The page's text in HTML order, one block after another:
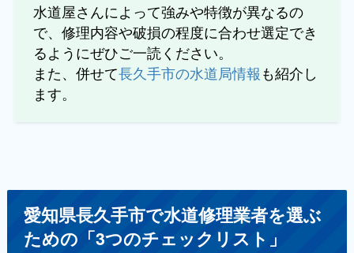
水道屋さんによって強みや特徴が異なるの
で、修理内容や破損の程度に合わせ選定でき
るようにぜひご一読ください。
また、併せて長久手市の水道局情報も紹介し
ます。
愛知県長久手市で水道修理業者を選ぶ
ための「3つのチェックリスト」